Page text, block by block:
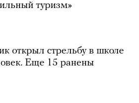
туризм»
открыл стрельбу в школе
Еще 15 ранены